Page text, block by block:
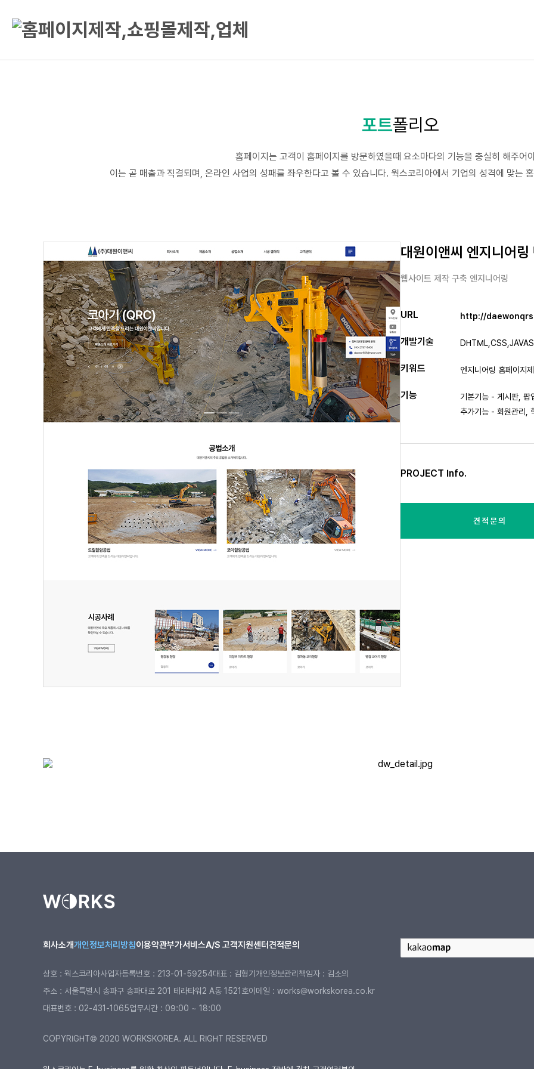
포트폴리오
홈페이지는 고객이 홈페이지를 방문하였을때 요소마다의 기능을 충실히 해주어
이는 곧 매출과 직결되며, 온라인 사업의 성패를 좌우한다고 볼 수 있습니다. 웍스코리아에서 기업의 성격에 맞는
대원이앤씨 엔지니어
웹사이트 제작 구축 엔지니어링
URL http://
개발기술
키워드 엔지니어링 홈페이지
기능
기본기능 - 게시판, 팝
추가기능 - 회원관리,
PROJECT Info.
견적문의
회사소개개인정보처리방침이용약관부가서비스A/S 고객지원센터 견적문의
상호 : 웍스코리아사업자등록번호 : 213-01-59254대표 : 김형기 개인정보관리책임자 : 김소의
주소 : 서울특별시 송파구 송파대로 201 테라타워2 A동 1521호이메일 : works@workskorea.co.kr
대표번호 : 02-431-1065업무시간 : 09:00 ~ 18:00
COPYRIGHT© 2020 WORKSKOREA. ALL RIGHT RESERVED